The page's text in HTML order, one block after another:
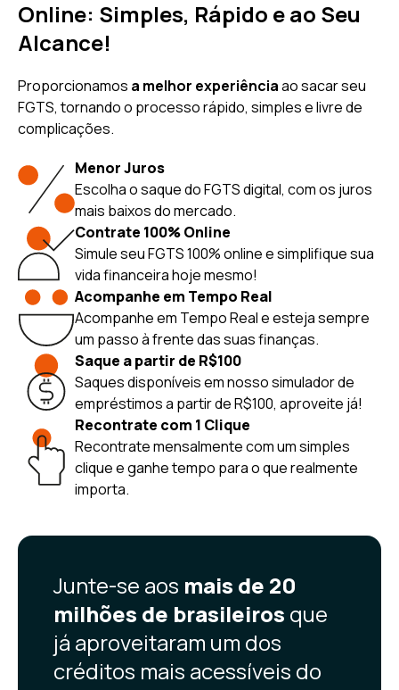
Online: Simples, Rápido e ao Seu
Alcance!
Proporcionamos a melhor experiênciaao sacar seu
FGTS, tornando o processo rápido, simples e livre de
complicações.
Menor Juros
Escolha o saque do FGTS digital, com os juros
mais baixos do mercado.
Contrate 100% Online
Simule seu FGTS 100% online e simplifique sua
vida financeira hoje mesmo!
Acompanhe em Tempo Real
Acompanhe em Tempo Real e esteja sempre
um passo à frente das suas finanças.
Saque a partir de R$100
Saques disponíveis em nosso simulador de
empréstimos a partir de R$100, aproveite já!
Recontrate com 1 Clique
Recontrate mensalmente com um simples
clique e ganhe tempo para o que realmente
importa.
Junte-se aos mais de 20
milhões de brasileiros que
já aproveitaram um dos
créditos mais acessíveis do